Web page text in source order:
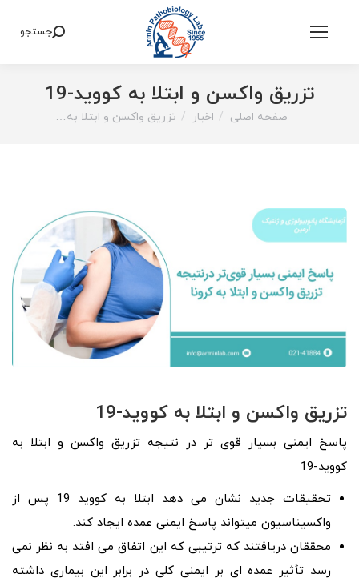
Search:
جستجو
تزریق واکسن و ابتلا به کووید-19
You are here:
صفحه اصلی اخبار تزریق واکسن و ابتلا به…
تزریق واکسن و ابتلا به کووید-19
پاسخ ایمنی بسیار قوی‌ تر در نتیجه تزریق واکسن و ابتلا به
کووید-19
تحقیقات جدید نشان می‌ دهد ابتلا به کووید 19 پس از
واکسیناسیون میتواند پاسخ ایمنی عمده ایجاد کند.
محققان دریافتند که ترتیبی که این اتفاق می افتد به نظر نمی
رسد تأثیر عمده ای بر ایمنی کلی در برابر این بیماری داشته